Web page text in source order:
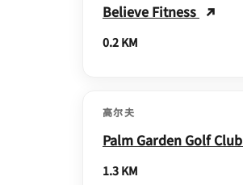
Believe Fitness
0.2 KM
高尔夫
Palm Garden Golf Club
1.3 KM